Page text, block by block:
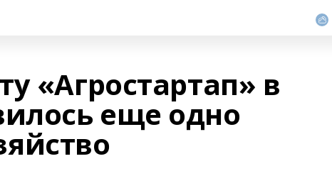
«Агростартап» в
еще одно